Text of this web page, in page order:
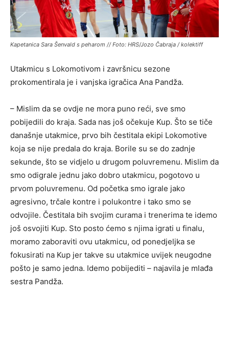
Kapetanica Sara Šenvald s peharom // Foto: HRS/Jozo Čabraja / kolektiff
Utakmicu s Lokomotivom i završnicu sezone
prokomentirala je i vanjska igračica Ana Pandža.
– Mislim da se ovdje ne mora puno reći, sve smo
pobijedili do kraja. Sada nas još očekuje Kup. Što se tiče
današnje utakmice, prvo bih čestitala ekipi Lokomotive
koja se nije predala do kraja. Borile su se do zadnje
sekunde, što se vidjelo u drugom poluvremenu. Mislim da
smo odigrale jednu jako dobro utakmicu, pogotovo u
prvom poluvremenu. Od početka smo igrale jako
agresivno, trčale kontre i polukontre i tako smo se
odvojile. Čestitala bih svojim curama i trenerima te idemo
još osvojiti Kup. Sto posto ćemo s njima igrati u finalu,
moramo zaboraviti ovu utakmicu, od ponedjeljka se
fokusirati na Kup jer takve su utakmice uvijek neugodne
pošto je samo jedna. Idemo pobijediti – najavila je mlađa
sestra Pandža.